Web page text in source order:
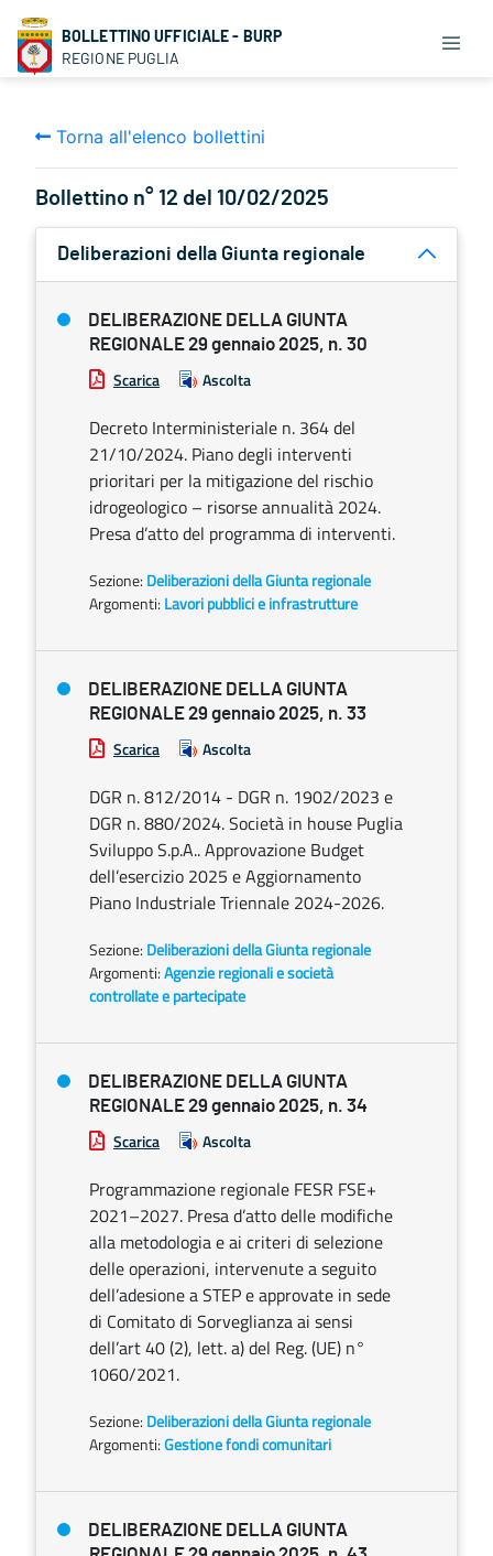
BOLLETTINO UFFICIALE - BURP
REGIONE PUGLIA
Torna all'elenco bollettini
Bollettino n° 12 del 10/02/2025
Deliberazioni della Giunta regionale
DELIBERAZIONE DELLA GIUNTA
REGIONALE 29 gennaio 2025, n. 30
Scarica Ascolta
Decreto Interministeriale n. 364 del
21/10/2024. Piano degli interventi
prioritari per la mitigazione del rischio
idrogeologico – risorse annualità 2024.
Presa d’atto del programma di interventi.
Sezione: Deliberazioni della Giunta regionale
Argomenti: Lavori pubblici e infrastrutture
DELIBERAZIONE DELLA GIUNTA
REGIONALE 29 gennaio 2025, n. 33
Scarica Ascolta
DGR n. 812/2014 - DGR n. 1902/2023 e
DGR n. 880/2024. Società in house Puglia
Sviluppo S.p.A.. Approvazione Budget
dell’esercizio 2025 e Aggiornamento
Piano Industriale Triennale 2024-2026.
Sezione: Deliberazioni della Giunta regionale
Argomenti:Agenzie regionali e società
controllate e partecipate
DELIBERAZIONE DELLA GIUNTA
REGIONALE 29 gennaio 2025, n. 34
Scarica Ascolta
Programmazione regionale FESR FSE+
2021–2027. Presa d’atto delle modifiche
alla metodologia e ai criteri di selezione
delle operazioni, intervenute a seguito
dell’adesione a STEP e approvate in sede
di Comitato di Sorveglianza ai sensi
dell’art 40 (2), lett. a) del Reg. (UE) n°
1060/2021.
Sezione: Deliberazioni della Giunta regionale
Argomenti:Gestione fondi comunitari
DELIBERAZIONE DELLA GIUNTA